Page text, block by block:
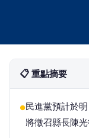
📋 重點摘要
●民進黨預計於
將徵召縣長陳